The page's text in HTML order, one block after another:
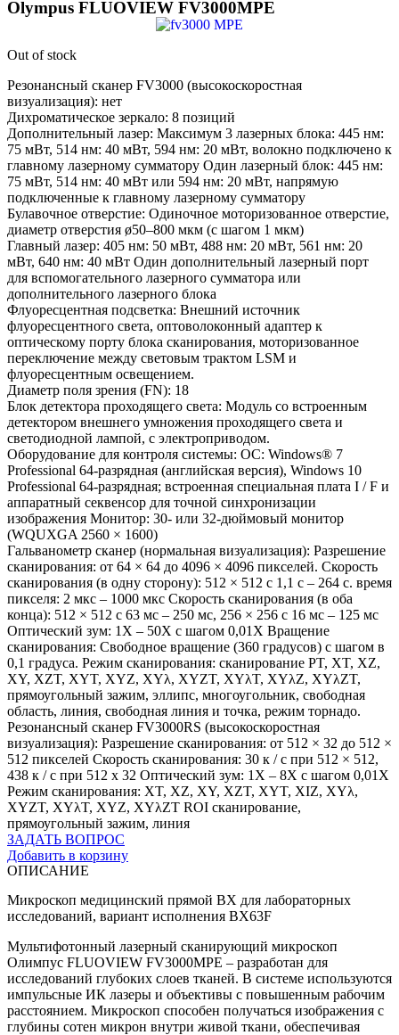
Olympus FLUOVIEW FV3000MPE
Out of stock
Резонансный сканер FV3000 (высокоскоростная
визуализация): нет
Дихроматическое зеркало: 8 позиций
Дополнительный лазер: Максимум 3 лазерных блока: 445 нм:
75 мВт, 514 нм: 40 мВт, 594 нм: 20 мВт, волокно подключено к
главному лазерному сумматору Один лазерный блок: 445 нм:
75 мВт, 514 нм: 40 мВт или 594 нм: 20 мВт, напрямую
подключенные к главному лазерному сумматору
Булавочное отверстие: Одиночное моторизованное отверстие,
диаметр отверстия ø50–800 мкм (с шагом 1 мкм)
Главный лазер: 405 нм: 50 мВт, 488 нм: 20 мВт, 561 нм: 20
мВт, 640 нм: 40 мВт Один дополнительный лазерный порт
для вспомогательного лазерного сумматора или
дополнительного лазерного блока
Флуоресцентная подсветка: Внешний источник
флуоресцентного света, оптоволоконный адаптер к
оптическому порту блока сканирования, моторизованное
переключение между световым трактом LSM и
флуоресцентным освещением.
Диаметр поля зрения (FN): 18
Блок детектора проходящего света: Модуль со встроенным
детектором внешнего умножения проходящего света и
светодиодной лампой, с электроприводом.
Оборудование для контроля системы: ОС: Windows® 7
Professional 64-разрядная (английская версия), Windows 10
Professional 64-разрядная; встроенная специальная плата I / F и
аппаратный секвенсор для точной синхронизации
изображения Монитор: 30- или 32-дюймовый монитор
(WQUXGA 2560 × 1600)
Гальванометр сканер (нормальная визуализация): Разрешение
сканирования: от 64 × 64 до 4096 × 4096 пикселей. Скорость
сканирования (в одну сторону): 512 × 512 с 1,1 с – 264 с. время
пикселя: 2 мкс – 1000 мкс Скорость сканирования (в оба
конца): 512 × 512 с 63 мс – 250 мс, 256 × 256 с 16 мс – 125 мс
Оптический зум: 1X – 50X с шагом 0,01X Вращение
сканирования: Свободное вращение (360 градусов) с шагом в
0,1 градуса. Режим сканирования: сканирование PT, XT, XZ,
XY, XZT, XYT, XYZ, XYλ, XYZT, XYλT, XYλZ, XYλZT,
прямоугольный зажим, эллипс, многоугольник, свободная
область, линия, свободная линия и точка, режим торнадо.
Резонансный сканер FV3000RS (высокоскоростная
визуализация): Разрешение сканирования: от 512 × 32 до 512 ×
512 пикселей Скорость сканирования: 30 к / с при 512 × 512,
438 к / с при 512 x 32 Оптический зум: 1X – 8X с шагом 0,01X
Режим сканирования: XT, XZ, XY, XZT, XYT, XIZ, XYλ,
XYZT, XYλT, XYZ, XYλZT ROI сканирование,
прямоугольный зажим, линия
ЗАДАТЬ ВОПРОС
Добавить в корзину
ОПИСАНИЕ
Микроскоп медицинский прямой BХ для лабораторных
исследований, вариант исполнения BX63F
Мультифотонный лазерный сканирующий микроскоп
Олимпус FLUOVIEW FV3000MPE – разработан для
исследований глубоких слоев тканей. В системе используются
импульсные ИК лазеры и объективы с повышенным рабочим
расстоянием. Микроскоп способен получаться изображения с
глубины сотен микрон внутри живой ткани, обеспечивая